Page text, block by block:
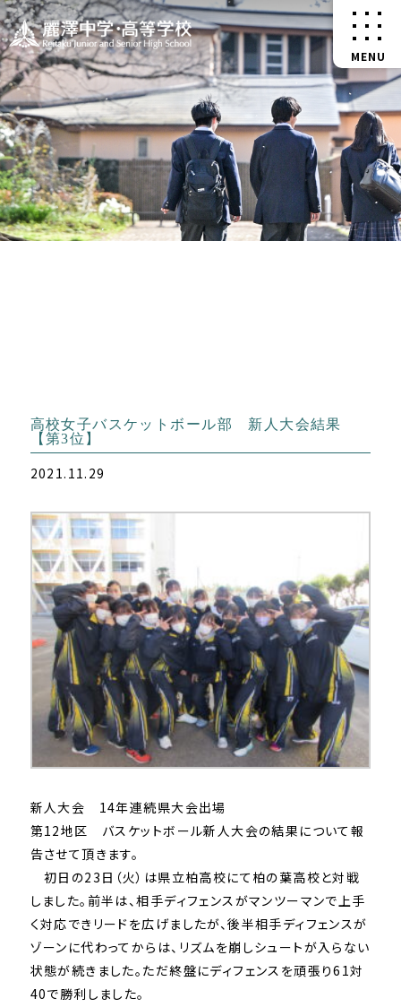
高校女子バスケットボール部 新人大会結果
【第3位】
2021.11.29
新人大会 14年連続県大会出場
第12地区 バスケットボール新人大会の結果について報
告させて頂きます。
初日の23日（火）は県立柏高校にて柏の葉高校と対戦
しました。前半は、相手ディフェンスがマンツーマンで上手
く対応できリードを広げましたが、後半相手ディフェンスが
ゾーンに代わってからは、リズムを崩しシュートが入らない
状態が続きました。ただ終盤にディフェンスを頑張り61対
40で勝利しました。